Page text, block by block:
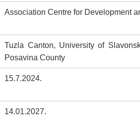
Association Centre for Development
Tuzla Canton, University of
Posavina County
15.7.2024.
14.01.2027.